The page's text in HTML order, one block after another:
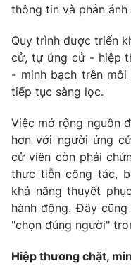
Theo dõi báo trên
Cơ quan chủ quản:Đài
Cơ quan báo chí:Thời
Giấy phép hoạt động báo
Tổng Biên tập:Vũ Thanh
Phó Tổng Biên tập:
Nguyễn Trọng Ninh
Tổng đài VTV:
024.38
Ðiện thoại Thời báo VTV:
Email:toasoan@vtv.vn
thông tin và phản
Quy trình được triển
cử, tự ứng cử - hiệp
- minh bạch trên
tiếp tục sàng lọc.
Việc mở rộng nguồn
hơn với người ứng
cử viên còn phải
thực tiễn công tác,
khả năng thuyết
hành động. Đây
"chọn đúng người"
Hiệp thương chặt,